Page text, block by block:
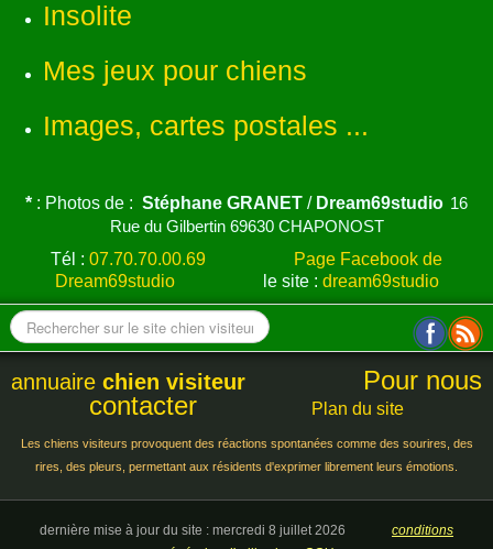
Insolite
Mes jeux pour chiens
Images, cartes postales ...
* : Photos de : Stéphane GRANET / Dream69studio 16
Rue du Gilbertin 69630 CHAPONOST
Tél : 07.70.70.00.69
Page Facebook de
Dream69studio
le site : dream69studio
annuaire chien visiteur
Pour nous
contacter
Plan du site
Les chiens visiteurs provoquent des réactions spontanées comme des sourires, des
rires, des pleurs, permettant aux résidents d'exprimer librement leurs émotions.
dernière mise à jour du site : mercredi 8 juillet 2026 conditions